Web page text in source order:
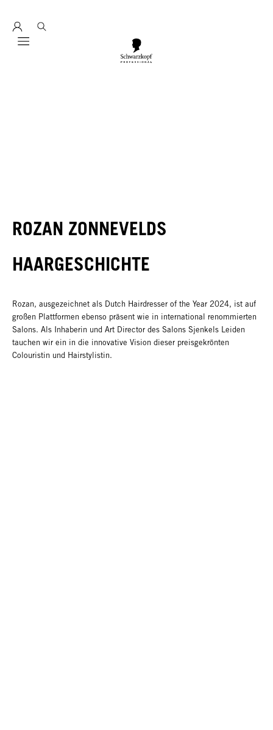
Mobile navigation
ROZAN ZONNEVELDS
HAARGESCHICHTE
Rozan, ausgezeichnet als Dutch Hairdresser of the Year 2024, ist auf
großen Plattformen ebenso präsent wie in international renommierten
Salons. Als Inhaberin und Art Director des Salons Sjenkels Leiden
tauchen wir ein in die innovative Vision dieser preisgekrönten
Colouristin und Hairstylistin.